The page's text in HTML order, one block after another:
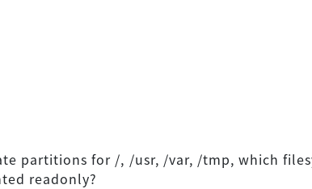
partitions for /, /usr, /var, /tmp, which
readonly?